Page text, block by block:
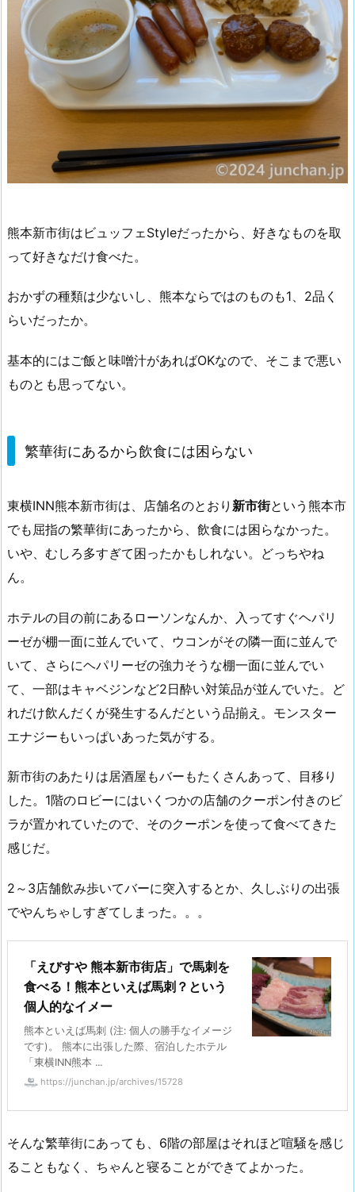
熊本新市街はビュッフェStyleだったから、好きなものを取
って好きなだけ食べた。
おかずの種類は少ないし、熊本ならではのものも1、2品く
らいだったか。
基本的にはご飯と味噌汁があればOKなので、そこまで悪い
ものとも思ってない。
繁華街にあるから飲食には困らない
東横INN熊本新市街は、店舗名のとおり 新市街という熊本市
でも屈指の繁華街にあったから、飲食には困らなかった。
いや、むしろ多すぎて困ったかもしれない。どっちやね
ん。
ホテルの目の前にあるローソンなんか、入ってすぐヘパリ
ーゼが棚一面に並んでいて、ウコンがその隣一面に並んで
いて、さらにヘパリーゼの強力そうな棚一面に並んでい
て、一部はキャベジンなど2日酔い対策品が並んでいた。ど
れだけ飲んだくが発生するんだという品揃え。モンスター
エナジーもいっぱいあった気がする。
新市街のあたりは居酒屋もバーもたくさんあって、目移り
した。1階のロビーにはいくつかの店舗のクーポン付きのビ
ラが置かれていたので、そのクーポンを使って食べてきた
感じだ。
2～3店舗飲み歩いてバーに突入するとか、久しぶりの出張
でやんちゃしすぎてしまった。。。
「えびすや 熊本新市街店」で馬刺を
食べる！熊本といえば馬刺？という
個人的なイメー
熊本といえば馬刺 (注: 個人の勝手なイメージ
です)。 熊本に出張した際、宿泊したホテル
「東横INN熊本 ...
https://junchan.jp/archives/15728
そんな繁華街にあっても、6階の部屋はそれほど喧騒を感じ
ることもなく、ちゃんと寝ることができてよかった。